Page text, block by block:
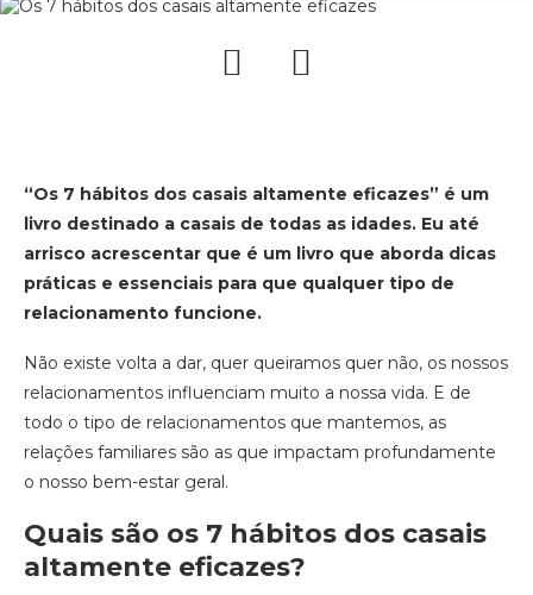
“Os 7 hábitos dos casais altamente eficazes” é um
livro destinado a casais de todas as idades. Eu até
arrisco acrescentar que é um livro que aborda dicas
práticas e essenciais para que qualquer tipo de
relacionamento funcione.
Não existe volta a dar, quer queiramos quer não, os nossos
relacionamentos influenciam muito a nossa vida. E de
todo o tipo de relacionamentos que mantemos, as
relações familiares são as que impactam profundamente
o nosso bem-estar geral.
Quais são os 7 hábitos dos casais
altamente eficazes?